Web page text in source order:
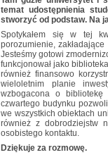
temat udostępnienia
stworzyć od podstaw. Na
Spotykałem się w tej
porozumienie,
Jesteśmy gotowi
funkcjonował jako
również finansowo
wieloletnim planie
wzbogacona o
czwartego budynku
we wszystkich obiektach
również z dobrodziejstw
osobistego kontaktu.
Dziękuje za rozmowę.